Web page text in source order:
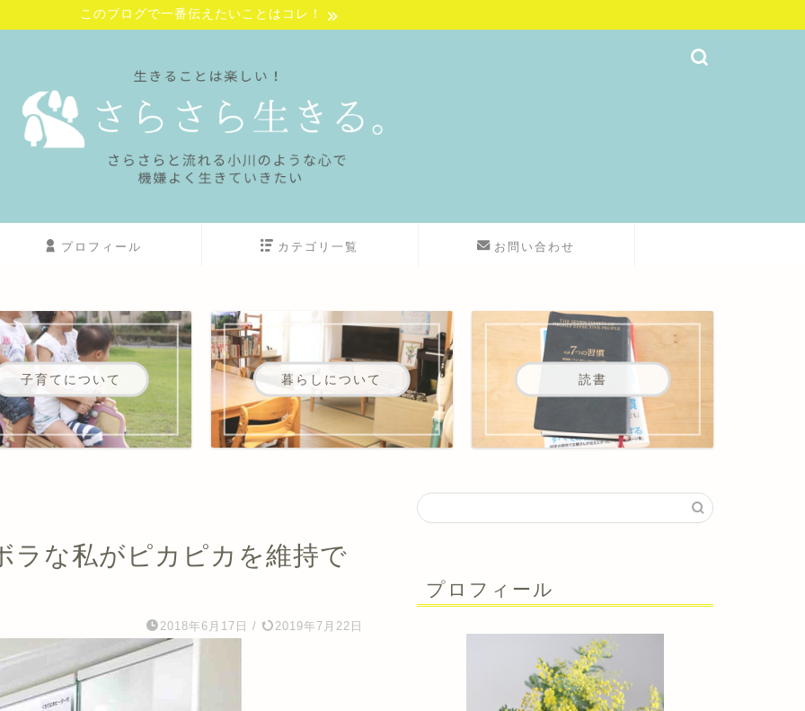
このブログで一番伝えたいことはコレ！
プロフィール カテゴリ一覧 お問い合わせ
子育てについて 暮らしについて 読書
ラな私がピカピカを維持で
2018年6月17日 / 2019年7月22日
プロフィール